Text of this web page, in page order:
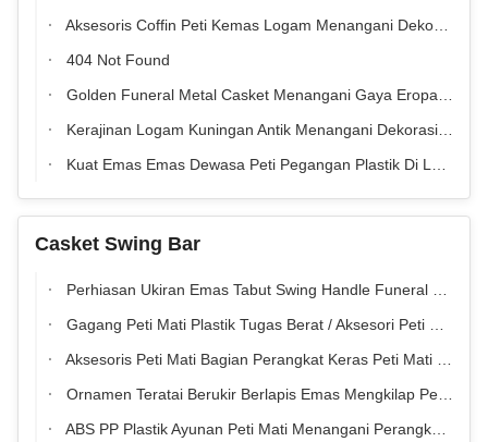
Aksesoris Coffin Peti Kemas Logam Menangani Dekorasi Permukaan Tangki
404 Not Found
Golden Funeral Metal Casket Menangani Gaya Eropa Dewasa H9023 Disesuaikan
Kerajinan Logam Kuningan Antik Menangani Dekorasi Zamak Gaya Eropa Dengan Tabung Twist Baja
Kuat Emas Emas Dewasa Peti Pegangan Plastik Di Luar Gaya Eropa H9021
Casket Swing Bar
Perhiasan Ukiran Emas Tabut Swing Handle Funeral Tabut Hardware Fitting
Gagang Peti Mati Plastik Tugas Berat / Aksesori Peti Mati Metallisasi Emas
Aksesoris Peti Mati Bagian Perangkat Keras Peti Mati Dari Pegangan Peti Mati
Ornamen Teratai Berukir Berlapis Emas Mengkilap Pegangan Bar Ayun Peti Mati Anti-selip untuk Peti Mati Pemakaman
ABS PP Plastik Ayunan Peti Mati Menangani Perangkat Keras Untuk Mati Multi Warna TX-F